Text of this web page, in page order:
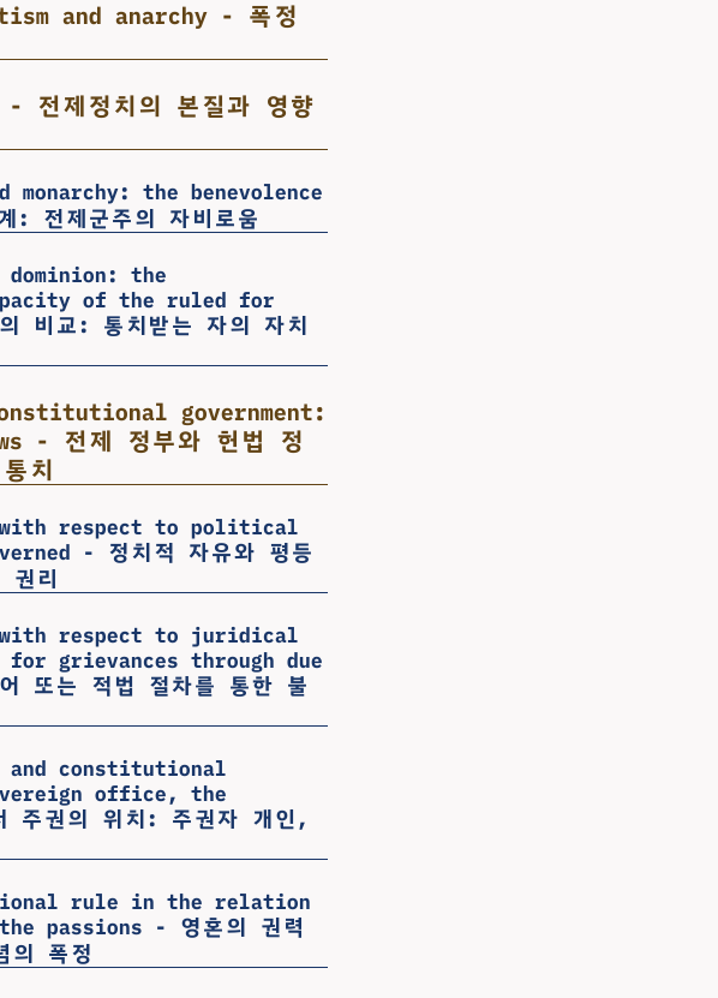
and anarchy - 폭정
제정치의 본질과 영향
the benevolence
: 전제군주의 자비로움
the
of the ruled for
비교: 통치받는 자의 자치
government:
- 전제 정부와 헌법 정
치
with respect to political
- 정치적 자유와 평등
리
with respect to juridical
for grievances through due
또는 적법 절차를 통한 불
constitutional
office, the
주권의 위치: 주권자 개인,
rule in the relation
passions - 영혼의 권력
의 폭정